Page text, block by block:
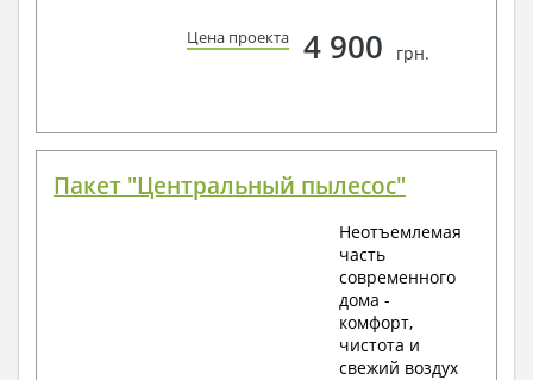
Цена проекта 4 900 грн.
Пакет "Центральный пылесос"
Неотъемлемая
часть
современного
дома -
комфорт,
чистота и
свежий воздух